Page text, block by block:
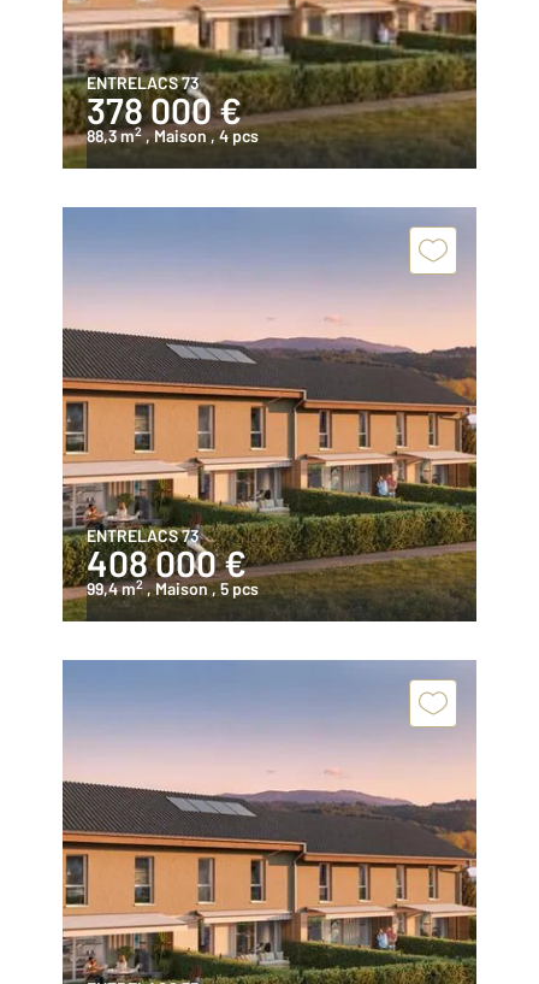
ENTRELACS 73
378 000 €
88,3 m2 , Maison, 4 pcs
ENTRELACS 73
408 000 €
99,4 m2 , Maison, 5 pcs